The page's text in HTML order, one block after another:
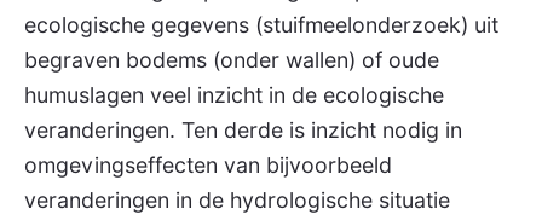
ecologische gegevens (stuifmeelonderzoek) uit
begraven bodems (onder wallen) of oude
humuslagen veel inzicht in de ecologische
veranderingen. Ten derde is inzicht nodig in
omgevingseffecten van bijvoorbeeld
veranderingen in de hydrologische situatie